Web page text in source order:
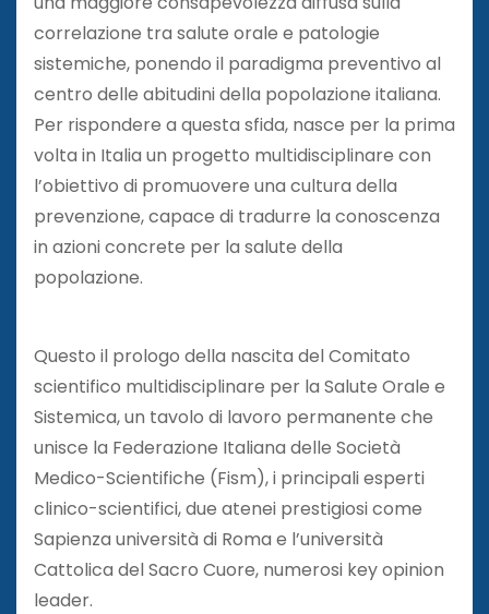
correlazione tra salute orale e patologie
sistemiche, ponendo il paradigma preventivo al
centro delle abitudini della popolazione italiana.
Per rispondere a questa sfida, nasce per la prima
volta in Italia un progetto multidisciplinare con
l’obiettivo di promuovere una cultura della
prevenzione, capace di tradurre la conoscenza
in azioni concrete per la salute della
popolazione.
Questo il prologo della nascita del Comitato
scientifico multidisciplinare per la Salute Orale e
Sistemica, un tavolo di lavoro permanente che
unisce la Federazione Italiana delle Società
Medico-Scientifiche (Fism), i principali esperti
clinico-scientifici, due atenei prestigiosi come
Sapienza università di Roma e l’università
Cattolica del Sacro Cuore, numerosi key opinion
leader.